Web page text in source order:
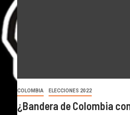
COLOMBIA ELECCIONES 2022
¿Bandera de Colombia